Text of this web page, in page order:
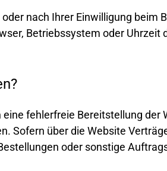
nach Ihrer Einwilligung beim
Betriebssystem oder
eine fehlerfreie Bereitstellung
Sofern über die Website
oder sonstige